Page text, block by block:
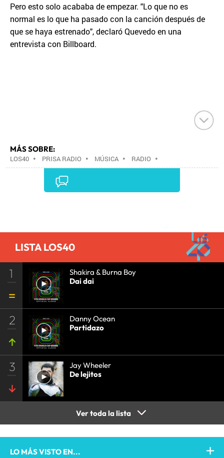
Pero esto solo acababa de empezar. "Lo que no es
normal es lo que ha pasado con la canción después de
que se haya estrenado", declaró Quevedo en una
entrevista con Billboard.
MÁS SOBRE:
LOS40 • PRISA RADIO • MÚSICA • RADIO •
GRUPO PRISA•GRUPO COMUNICACIÓN•MEDIOS
COMUNICACIÓN•
LISTA LOS40
1
Shakira & Burna Boy
Dai dai
2
Danny Ocean
Partidazo
3
Jay Wheeler
De lejitos
Ver toda la lista
LO MÁS VISTO EN...